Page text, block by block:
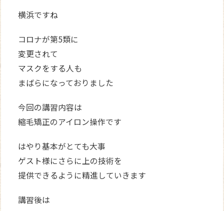
横浜ですね
コロナが第5類に
変更されて
マスクをする人も
まばらになっておりました
今回の講習内容は
縮毛矯正のアイロン操作です
はやり基本がとても大事
ゲスト様にさらに上の技術を
提供できるように精進していきます
講習後は